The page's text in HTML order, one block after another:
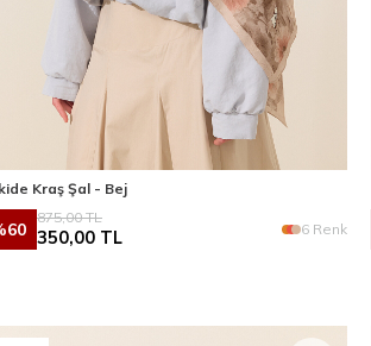
Kraş Şal - Bej
60
875,00TL
350,00 TL 6 Renk